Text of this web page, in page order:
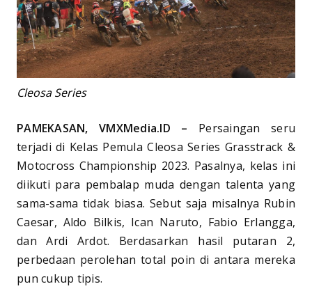
Cleosa Series
PAMEKASAN, VMXMedia.ID – Persaingan seru
terjadi di Kelas Pemula Cleosa Series Grasstrack &
Motocross Championship 2023. Pasalnya, kelas ini
diikuti para pembalap muda dengan talenta yang
sama-sama tidak biasa. Sebut saja misalnya Rubin
Caesar, Aldo Bilkis, Ican Naruto, Fabio Erlangga,
dan Ardi Ardot. Berdasarkan hasil putaran 2,
perbedaan perolehan total poin di antara mereka
pun cukup tipis.